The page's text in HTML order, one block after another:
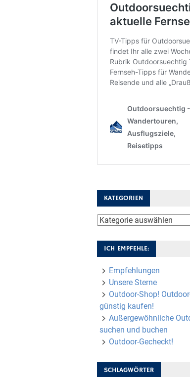
KATEGORIEN
Kategorien
ICH EMPFEHLE:
Empfehlungen
Unsere Sterne
Outdoor-Shop!
günstig kaufen!
Außergewöhnliche
suchen und buchen
Outdoor-Gecheckt!
SCHLAGWÖRTER